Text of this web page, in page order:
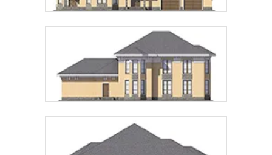
Предпочтительный способ связи:
Telegram MAX
согласие на обработку персональных данных
подтверждаю, что ознакомлен(а) сполитикой
обработки персональных данных.
Рассчитать стоимость